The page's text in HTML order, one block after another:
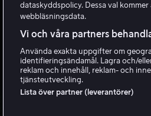
dataskyddspolicy. Dessa val
webbläsningsdata.
Vi och våra partners
Använda exakta uppgifter om
identifieringsändamål. Lagra och/
reklam och innehåll, reklam- och
tjänsteutveckling.
Lista över partner (leverantörer)